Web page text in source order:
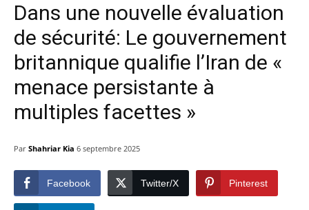
Dans une nouvelle évaluation
de sécurité: Le gouvernement
britannique qualifie l’Iran de «
menace persistante à
multiples facettes »
Par Shahriar Kia 6 septembre 2025
Facebook Twitter/X Pinterest